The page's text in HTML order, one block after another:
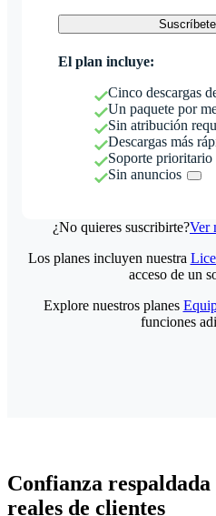
El plan incluye:
Cinco descargas
Un paquete por
Sin atribución
Descargas más
Soporte prioritario
Sin anuncios
¿No quieres suscribirte?Ver
Los planes incluyen nuestra
acceso de un
Explore nuestros planes
funciones
Confianza
reales de clientes